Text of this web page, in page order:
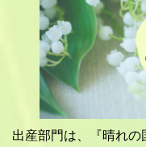
出産部門は、『晴れの